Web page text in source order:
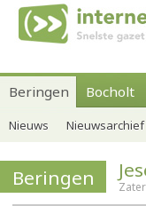
Beringen Bocholt
Nieuws Nieuwsarchief
Beringen